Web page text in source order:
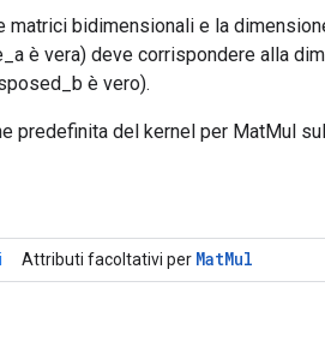
matrici bidimensionali e la
è vera) deve corrispondere alla
è vero).
predefinita del kernel per MatMul
Attributi facoltativi per MatMul